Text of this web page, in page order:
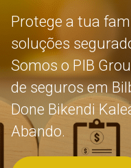
Protege a tua
soluções
Somos o PIB
de seguros em
Done Bikendi
Abando.